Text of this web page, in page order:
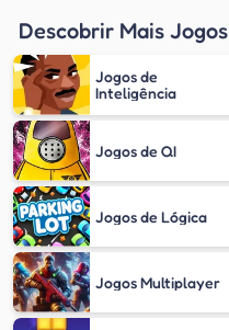
Descobrir Mais Jogos
Jogos de
Inteligência
Jogos de QI
Jogos de Lógica
Jogos Multiplayer